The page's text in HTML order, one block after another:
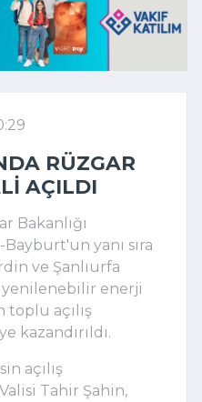
RÜZGAR
AÇILDI
Bakanlığı
yanı sıra
ve Şanlıurfa
enerji
toplu açılış
kazandırıldı.
açılış
Tahir Şahin,